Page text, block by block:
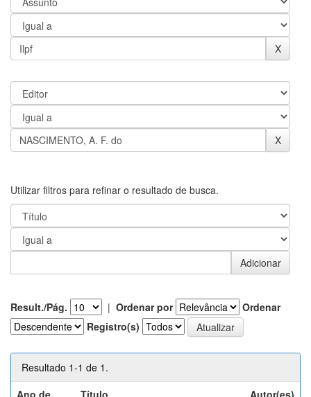
Utilizar filtros para refinar o resultado de busca.
Result./Pág. | Ordenar por
Ordenar
Registro(s)
Resultado 1-1 de 1.
Ano de
Título Autor(es)